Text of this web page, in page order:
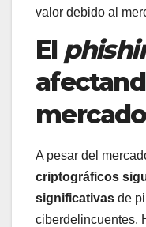
valor debido al
El
A pesar del
criptográficos
significativas de
ciberdelincuentes.